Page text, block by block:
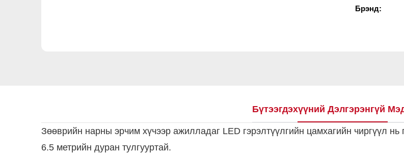
Брэнд:
Бүтээгдэхүүний Дэлгэрэнгүй
Зөөврийн нарны эрчим хүчээр ажилладаг LED гэрэлтүүлгийн цамхагийн чиргүүл
6.5 метрийн дуран тулгууртай.